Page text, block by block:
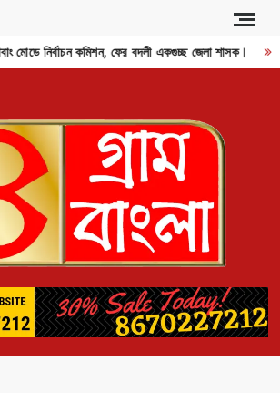
মোডে নির্বাচন কমিশন, ফের বদলী একগুচ্ছ জেলা শাসক।